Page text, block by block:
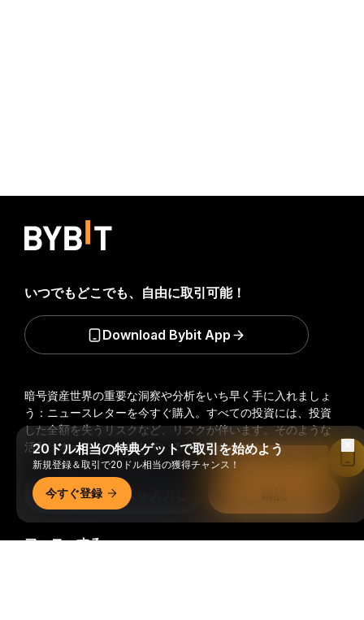
暗号資産世界の重要な洞察や分析をいち早く手に入れましょ
う：ニュースレターを今すぐ購入。 すべての投資には、投資
した全額を失うリスクなど、リスクが伴います。そのような
活動はすべての人に適しているとは限りません。
フォローする
いつでもどこでも、自由に取引可能！
Download Bybit App
20ドル相当の特典ゲットで取引を始めよう
新規登録＆取引で20ドル相当の獲得チャンス！
今すぐ登録
Bybitアプリで読む